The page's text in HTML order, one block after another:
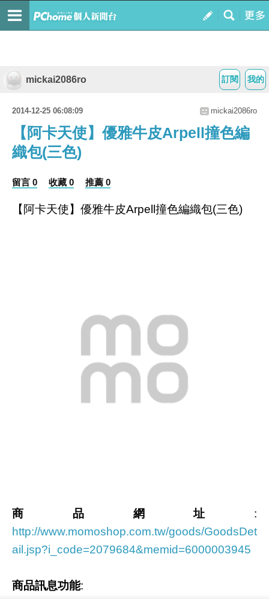
我的
訂閱
mickai2086ro
2014-12-25 06:08:09 mickai2086ro
【阿卡天使】優雅牛皮Arpell撞色編
織包(三色)
留言 0 收藏 0 推薦 0
【阿卡天使】優雅牛皮Arpell撞色編織包(三色)
商品網址 :
http://www.momoshop.com.tw/goods/GoodsDet
ail.jsp?i_code=2079684&memid=6000003945
商品訊息功能: